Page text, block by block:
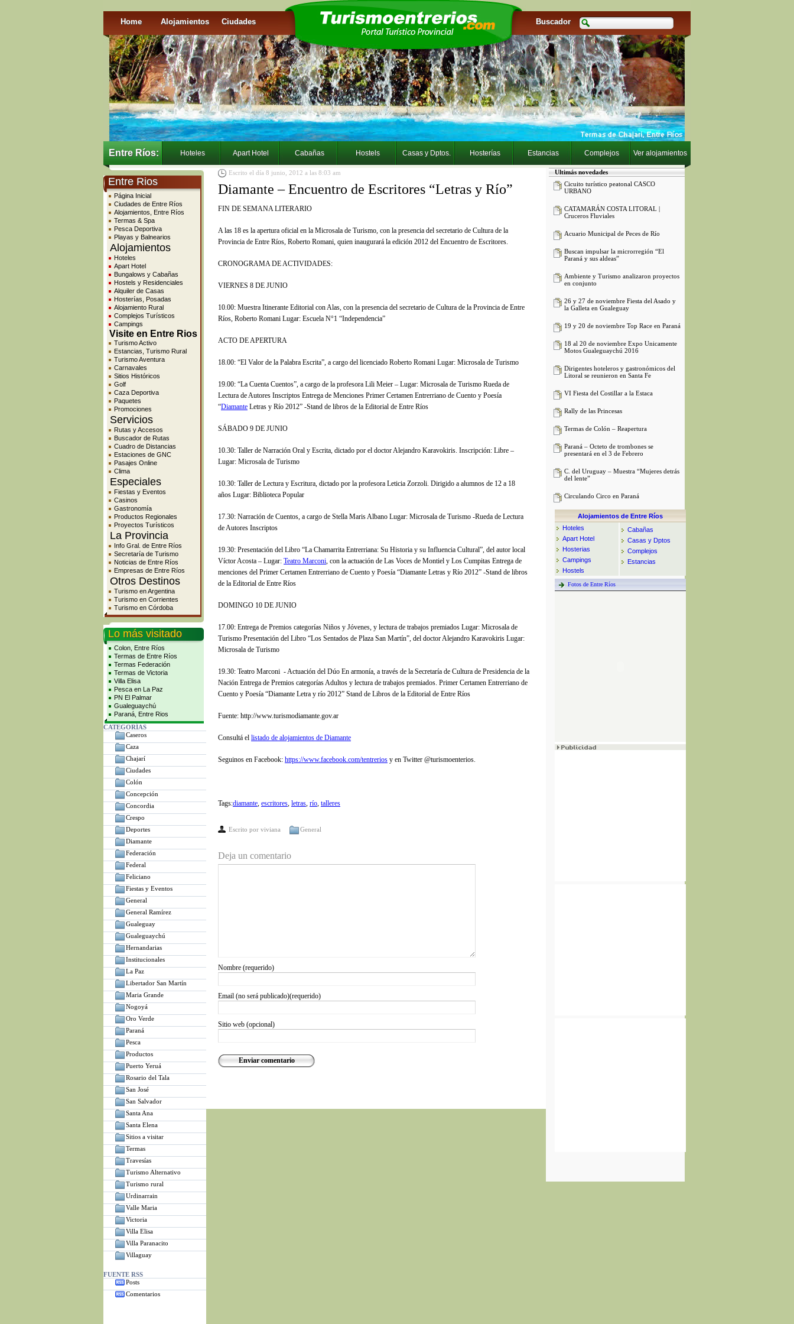
Home Alojamientos Ciudades Buscador
Entre Ríos: Hoteles Apart Hotel Cabañas Hostels Casas y Dptos. Hosterías Estancias Complejos Ver alojamientos
Entre Rios
Página Inicial
Ciudades de Entre Ríos
Alojamientos, Entre Ríos
Termas & Spa
Pesca Deportiva
Playas y Balnearios
Alojamientos
Hoteles
Apart Hotel
Bungalows y Cabañas
Hostels y Residenciales
Alquiler de Casas
Hosterías, Posadas
Alojamiento Rural
Complejos Turísticos
Campings
Visite en Entre Rios
Turismo Activo
Estancias, Turismo Rural
Turismo Aventura
Carnavales
Sitios Históricos
Golf
Caza Deportiva
Paquetes
Promociones
Servicios
Rutas y Accesos
Buscador de Rutas
Cuadro de Distancias
Estaciones de GNC
Pasajes Online
Clima
Especiales
Fiestas y Eventos
Casinos
Gastronomía
Productos Regionales
Proyectos Turísticos
La Provincia
Info Gral. de Entre Ríos
Secretaría de Turismo
Noticias de Entre Ríos
Empresas de Entre Ríos
Otros Destinos
Turismo en Argentina
Turismo en Corrientes
Turismo en Córdoba
Lo más visitado
Colon, Entre Ríos
Termas de Entre Ríos
Termas Federación
Termas de Victoria
Villa Elisa
Pesca en La Paz
PN El Palmar
Gualeguaychú
Paraná, Entre Rios
CATEGORÍAS
Caseros
Caza
Chajarí
Ciudades
Colón
Concepción
Concordia
Crespo
Deportes
Diamante
Federación
Federal
Feliciano
Fiestas y Eventos
General
General Ramírez
Gualeguay
Gualeguaychú
Hernandarias
Institucionales
La Paz
Libertador San Martín
Maria Grande
Nogoyá
Oro Verde
Paraná
Pesca
Productos
Puerto Yeruá
Rosario del Tala
San José
San Salvador
Santa Ana
Santa Elena
Sitios a visitar
Termas
Travesías
Turismo Alternativo
Turismo rural
Urdinarrain
Valle Maria
Victoria
Villa Elisa
Villa Paranacito
Villaguay
FUENTE RSS
Posts
Comentarios
Escrito el día 8 junio, 2012 a las 8:03 am
Diamante – Encuentro de Escritores “Letras y Río”
FIN DE SEMANA LITERARIO
A las 18 es la apertura oficial en la Microsala de Turismo, con la presencia del secretario de Cultura de la
Provincia de Entre Ríos, Roberto Romani, quien inaugurará la edición 2012 del Encuentro de Escritores.
CRONOGRAMA DE ACTIVIDADES:
VIERNES 8 DE JUNIO
10.00: Muestra Itinerante Editorial con Alas, con la presencia del secretario de Cultura de la Provincia de Entre
Ríos, Roberto Romani Lugar: Escuela N°1 “Independencia”
ACTO DE APERTURA
18.00: “El Valor de la Palabra Escrita”, a cargo del licenciado Roberto Romani Lugar: Microsala de Turismo
19.00: “La Cuenta Cuentos”, a cargo de la profesora Lili Meier – Lugar: Microsala de Turismo Rueda de
Lectura de Autores Inscriptos Entrega de Menciones Primer Certamen Entrerriano de Cuento y Poesía
“Diamante Letras y Río 2012” -Stand de libros de la Editorial de Entre Ríos
SÁBADO 9 DE JUNIO
10.30: Taller de Narración Oral y Escrita, dictado por el doctor Alejandro Karavokiris. Inscripción: Libre –
Lugar: Microsala de Turismo
10.30: Taller de Lectura y Escritura, dictado por la profesora Leticia Zorzoli. Dirigido a alumnos de 12 a 18
años Lugar: Biblioteca Popular
17.30: Narración de Cuentos, a cargo de Stella Maris Albano Lugar: Microsala de Turismo -Rueda de Lectura
de Autores Inscriptos
19.30: Presentación del Libro “La Chamarrita Entrerriana: Su Historia y su Influencia Cultural”, del autor local
Víctor Acosta – Lugar: Teatro Marconi, con la actuación de Las Voces de Montiel y Los Cumpitas Entrega de
menciones del Primer Certamen Entrerriano de Cuento y Poesía “Diamante Letras y Río 2012” -Stand de libros
de la Editorial de Entre Ríos
DOMINGO 10 DE JUNIO
17.00: Entrega de Premios categorías Niños y Jóvenes, y lectura de trabajos premiados Lugar: Microsala de
Turismo Presentación del Libro “Los Sentados de Plaza San Martín”, del doctor Alejandro Karavokiris Lugar:
Microsala de Turismo
19.30: Teatro Marconi - Actuación del Dúo En armonía, a través de la Secretaría de Cultura de Presidencia de la
Nación Entrega de Premios categorías Adultos y lectura de trabajos premiados. Primer Certamen Entrerriano de
Cuento y Poesía “Diamante Letra y río 2012” Stand de Libros de la Editorial de Entre Ríos
Fuente: http://www.turismodiamante.gov.ar
Consultá el listado de alojamientos de Diamante
Seguinos en Facebook: https://www.facebook.com/tentrerios y en Twitter @turismoenterios.
Tags:diamante, escritores, letras, río, talleres
Escrito por viviana General
Deja un comentario
Nombre (requerido)
Email (no será publicado)(requerido)
Sitio web (opcional)
Ultimás novedades
Cicuito turístico peatonal CASCO
URBANO
CATAMARÁN COSTA LITORAL |
Cruceros Fluviales
Acuario Municipal de Peces de Río
Buscan impulsar la microrregión “El
Paraná y sus aldeas”
Ambiente y Turismo analizaron proyectos
en conjunto
26 y 27 de noviembre Fiesta del Asado y
la Galleta en Gualeguay
19 y 20 de noviembre Top Race en Paraná
18 al 20 de noviembre Expo Unicamente
Motos Gualeguaychú 2016
Dirigentes hoteleros y gastronómicos del
Litoral se reunieron en Santa Fe
VI Fiesta del Costillar a la Estaca
Rally de las Princesas
Termas de Colón – Reapertura
Paraná – Octeto de trombones se
presentará en el 3 de Febrero
C. del Uruguay – Muestra “Mujeres detrás
del lente”
Circulando Circo en Paraná
Alojamientos de Entre Ríos
Hoteles
Apart Hotel
Hosterias
Campings
Hostels
Cabañas
Casas y Dptos
Complejos
Estancias
Fotos de Entre Ríos